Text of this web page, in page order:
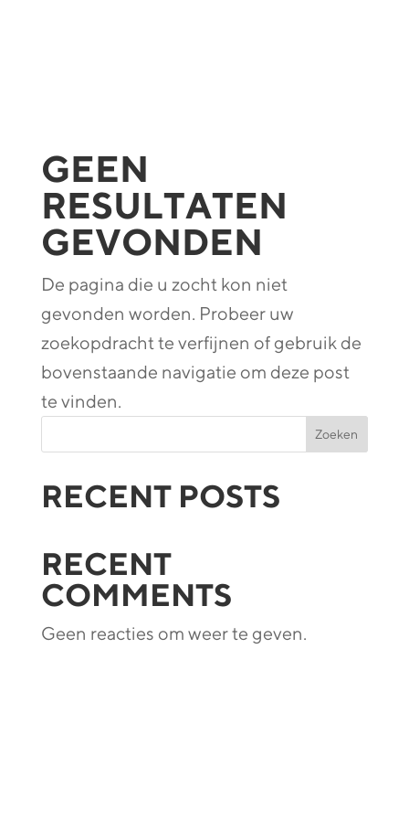
GEEN
RESULTATEN
GEVONDEN
De pagina die u zocht kon niet
gevonden worden. Probeer uw
zoekopdracht te verfijnen of gebruik de
bovenstaande navigatie om deze post
te vinden.
Zoeken
RECENT POSTS
RECENT
COMMENTS
Geen reacties om weer te geven.